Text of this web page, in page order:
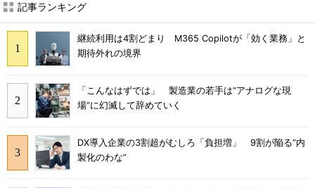
記事ランキング
継続利用は4割どまり M365 Copilotが「効く業務」と
期待外れの境界
「こんなはずでは」 製造業の若手は“アナログな現
場”に幻滅して辞めていく
DX導入企業の3割超がむしろ「負担増」 9割が陥る“内
製化のわな”